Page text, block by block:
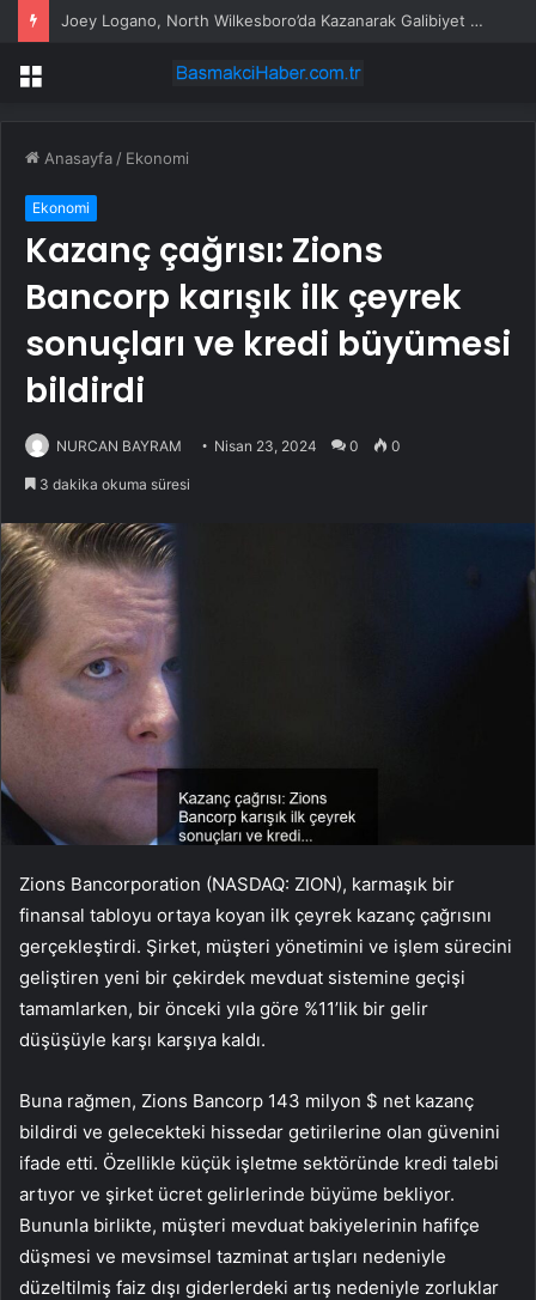
Joey Logano, North Wilkesboro’da Kazanarak Galibiyet Hasretini Sonlandırdı
Menü
Anasayfa / Ekonomi
Ekonomi
Kazanç çağrısı: Zions
Bancorp karışık ilk çeyrek
sonuçları ve kredi büyümesi
bildirdi
NURCAN BAYRAM Nisan 23, 2024 0 0
3 dakika okuma süresi
Zions Bancorporation (NASDAQ: ZION), karmaşık bir
finansal tabloyu ortaya koyan ilk çeyrek kazanç çağrısını
gerçekleştirdi. Şirket, müşteri yönetimini ve işlem sürecini
geliştiren yeni bir çekirdek mevduat sistemine geçişi
tamamlarken, bir önceki yıla göre %11’lik bir gelir
düşüşüyle karşı karşıya kaldı.
Buna rağmen, Zions Bancorp 143 milyon $ net kazanç
bildirdi ve gelecekteki hissedar getirilerine olan güvenini
ifade etti. Özellikle küçük işletme sektöründe kredi talebi
artıyor ve şirket ücret gelirlerinde büyüme bekliyor.
Bununla birlikte, müşteri mevduat bakiyelerinin hafifçe
düşmesi ve mevsimsel tazminat artışları nedeniyle
düzeltilmiş faiz dışı giderlerdeki artış nedeniyle zorluklar